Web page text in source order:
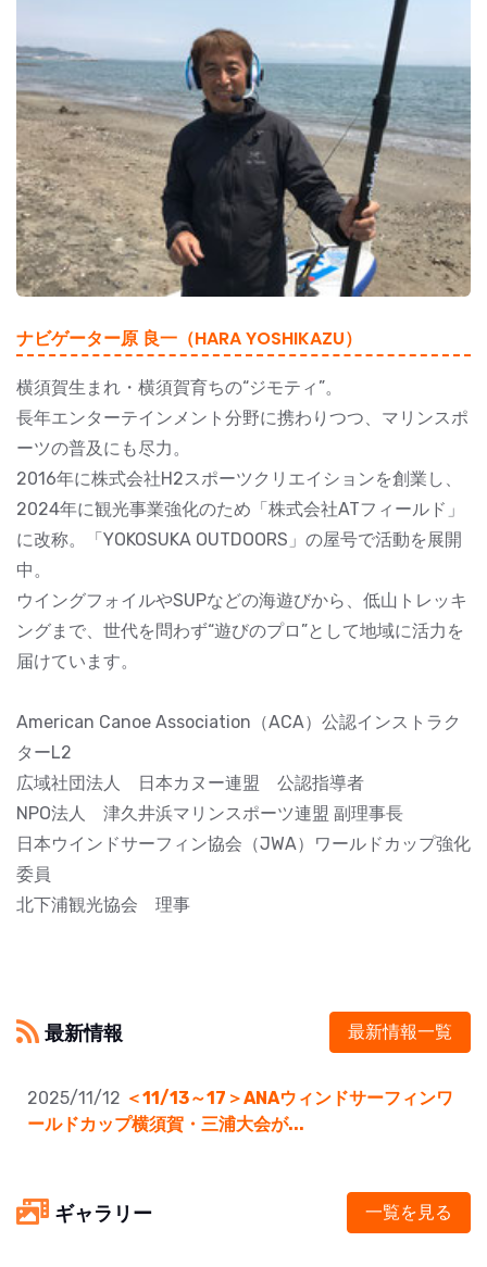
ナビゲーター原 良一（HARA YOSHIKAZU）
横須賀生まれ・横須賀育ちの“ジモティ”。
長年エンターテインメント分野に携わりつつ、マリンスポ
ーツの普及にも尽力。
2016年に株式会社H2スポーツクリエイションを創業し、
2024年に観光事業強化のため「株式会社ATフィールド」
に改称。「YOKOSUKA OUTDOORS」の屋号で活動を展開
中。
ウイングフォイルやSUPなどの海遊びから、低山トレッキ
ングまで、世代を問わず“遊びのプロ”として地域に活力を
届けています。
American Canoe Association（ACA）公認インストラク
ターL2
広域社団法人 日本カヌー連盟 公認指導者
NPO法人 津久井浜マリンスポーツ連盟 副理事長
日本ウインドサーフィン協会（JWA）ワールドカップ強化
委員
北下浦観光協会 理事
最新情報 最新情報一覧
2025/11/12 ＜11/13～17＞ANAウィンドサーフィンワ
ールドカップ横須賀・三浦大会が...
ギャラリー 一覧を見る